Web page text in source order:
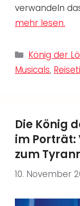
verwandeln
mehr lesen.
Kategorien
König der
Musicals,
Die König
im Porträt:
zum
10. November